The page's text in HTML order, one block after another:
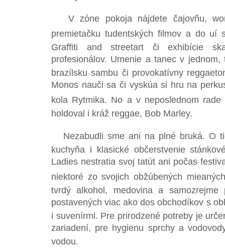
V zóne pokoja nájdete čajovňu,
premietačku tudentských filmov a do uí
Graffiti and streetart či exhibície
profesionálov. Umenie a tanec v jednom,
brazílsku sambu či provokatívny
Monos nauči sa či vyskúa si hru na
kola Rytmika. No a v neposlednom
holdoval i kráž reggae, Bob Marley.
Nezabudli sme ani na plné bruká. O
kuchyňa i klasické občerstvenie
Ladies nestratia svoj tatút ani počas
niektoré zo svojich obžúbených
tvrdý alkohol, medovina a samozrejme
postavených viac ako dos obchodíkov s
i suvenírmi. Pre prirodzené potreby je
zariadení, pre hygienu sprchy a
vodou.